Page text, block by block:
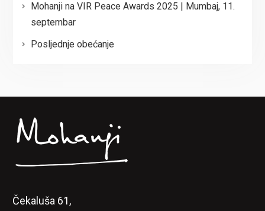
Mohanji na VIR Peace Awards 2025 | Mumbaj, 11.
septembar
Posljednje obećanje
Čekaluša 61,